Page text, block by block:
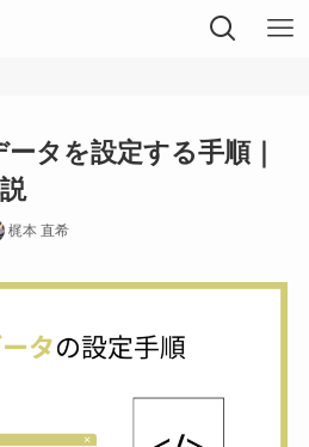
タを設定する手順｜
梶本 直希